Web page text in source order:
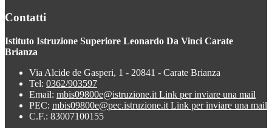
Contatti
Istituto Istruzione Superiore Leonardo Da Vinci Carate
Brianza
Via Alcide de Gasperi, 1 - 20841 - Carate Brianza
Tel: 0362/903597
Email: mbis09800e@istruzione.it Link per inviare una mail
PEC: mbis09800e@pec.istruzione.it Link per inviare una mail
C.F.: 83007100155